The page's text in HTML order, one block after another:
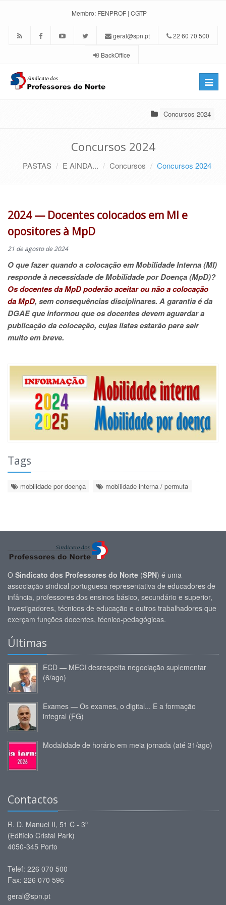
Membro: FENPROF | CGTP
geral@spn.pt 22 60 70 500
BackOffice
Toggle
Concursos 2024
Concursos 2024
PASTAS E AINDA... Concursos Concursos 2024
2024 — Docentes colocados em MI e
opositores à MpD
21 de agosto de 2024
O que fazer quando a colocação em Mobilidade Interna (MI)
responde à necessidade de Mobilidade por Doença (MpD)?
Os docentes da MpD poderão aceitar ou não a colocação
da MpD, sem consequências disciplinares. A garantia é da
DGAE que informou que os docentes devem aguardar a
publicação da colocação, cujas listas estarão para sair
muito em breve.
Tags
mobilidade por doença mobilidade interna / permuta
O Sindicato dos Professores do Norte (SPN) é uma
associação sindical portuguesa representativa de educadores de
infância, professores dos ensinos básico, secundário e superior,
investigadores, técnicos de educação e outros trabalhadores que
exerçam funções docentes, técnico-pedagógicas.
Últimas
ECD — MECI desrespeita negociação suplementar
(6/ago)
Exames — Os exames, o digital... E a formação
integral (FG)
Modalidade de horário em meia jornada (até 31/ago)
Contactos
R. D. Manuel II, 51 C - 3º
(Edifício Cristal Park)
4050-345 Porto
Telef: 226 070 500
Fax: 226 070 596
geral@spn.pt